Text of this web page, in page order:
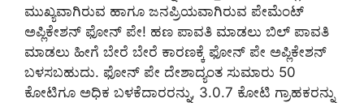
ಮುಖ್ಯವಾಗಿರುವ ಹಾಗೂ ಜನಪ್ರಿಯವಾಗಿರುವ ಪೇಮೆಂಟ್
ಅಪ್ಲಿಕೇಶನ್ ಫೋನ್ ಪೇ! ಹಣ ಪಾವತಿ ಮಾಡಲು ಬಿಲ್ ಪಾವತಿ
ಮಾಡಲು ಹೀಗೆ ಬೇರೆ ಬೇರೆ ಕಾರಣಕ್ಕೆ ಫೋನ್ ಪೇ ಅಪ್ಲಿಕೇಶನ್
ಬಳಸಬಹುದು. ಫೋನ್ ಪೇ ದೇಶಾದ್ಯಂತ ಸುಮಾರು 50
ಕೋಟಿಗೂ ಅಧಿಕ ಬಳಕೆದಾರರನ್ನು, 3.0.7 ಕೋಟಿ ಗ್ರಾಹಕರನ್ನು